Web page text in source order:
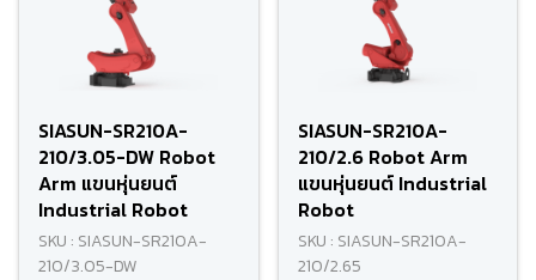
SIASUN-SR210A-
210/3.05-DW Robot
Arm แขนหุ่นยนต์
Industrial Robot
SKU : SIASUN-SR210A-
210/3.05-DW
SIASUN-SR210A-
210/2.6 Robot Arm
แขนหุ่นยนต์ Industrial
Robot
SKU : SIASUN-SR210A-
210/2.65